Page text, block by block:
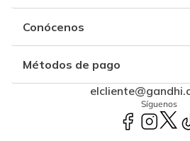
Conócenos
Métodos de pago
Síguenos